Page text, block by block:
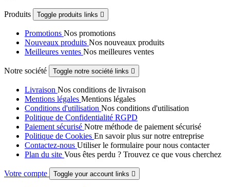
Produits Toggle produits links 
Promotions Nos promotions
Nouveaux produits Nos nouveaux produits
Meilleures ventes Nos meilleures ventes
Notre société Toggle notre société links 
Livraison Nos conditions de livraison
Mentions légales Mentions légales
Conditions d'utilisation Nos conditions d'utilisation
Politique de Confidentialité RGPD
Paiement sécurisé Notre méthode de paiement sécurisé
Politique de Cookies En savoir plus sur notre entreprise
Contactez-nous Utiliser le formulaire pour nous contacter
Plan du site Vous êtes perdu ? Trouvez ce que vous cherchez
Votre compte Toggle your account links 